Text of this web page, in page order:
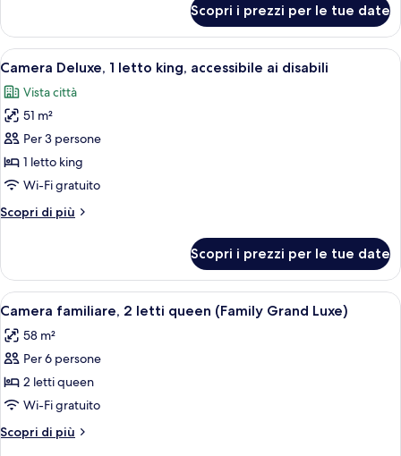
non
fumatori,
terrazzo
1
letto
king,
fumatori,
terrazzo
Scopri i prezzi per le tue date
Apri
tutte
le
foto
per
Camera
Deluxe,
letto
ai
disabili
Una camera d'albergo con un letto
6
Camera Deluxe, 1 letto king, accessibile ai disabili
Vista città
51 m²
Per 3 persone
1 letto king
Wi-Fi gratuito
Scopri di più
Altri
Deluxe,
letto
accessibile
ai
Scopri i prezzi per le tue date
Apri
tutte
le
foto
per
Camera
familiare,
2
Camera d'hotel con un letto grande,
6
Camera familiare, 2 letti queen (Family Grand Luxe)
58 m²
Per 6 persone
2 letti queen
Wi-Fi gratuito
Scopri di più
Altri